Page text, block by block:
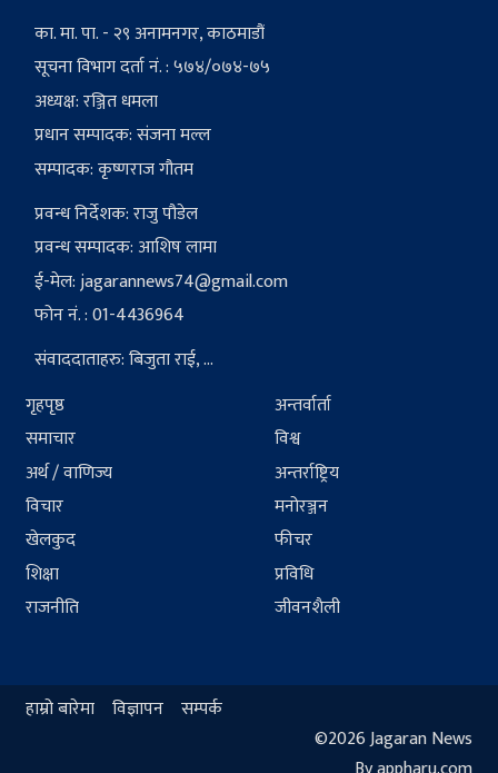
का. मा. पा. - २९ अनामनगर, काठमाडौं
सूचना विभाग दर्ता नं. : ५७४/०७४-७५
अध्यक्ष: रञ्जित धमला
प्रधान सम्पादक: संजना मल्ल
सम्पादक: कृष्णराज गौतम
प्रवन्ध निर्देशक: राजु पौडेल
प्रवन्ध सम्पादक: आशिष लामा
ई-मेल:jagarannews74@gmail.com
फोन नं. : 01-4436964
संवाददाताहरु: बिजुता राई, ...
गृहपृष्ठ
समाचार
अर्थ / वाणिज्य
विचार
खेलकुद
शिक्षा
राजनीति
अन्तर्वार्ता
विश्व
अन्तर्राष्ट्रिय
मनोरञ्जन
फीचर
प्रविधि
जीवनशैली
हाम्रो बारेमा विज्ञापन सम्पर्क
©2026 Jagaran News